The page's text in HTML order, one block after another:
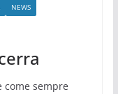
NEWS
come sempre